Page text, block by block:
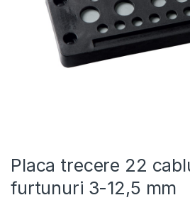
Placa trecere 22
furtunuri 3-12,5 mm